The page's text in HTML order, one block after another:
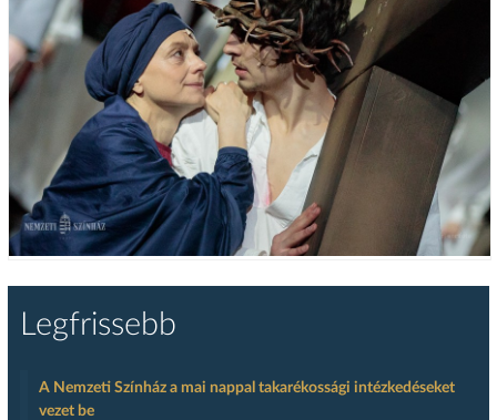
Legfrissebb
A Nemzeti Színház a mai nappal takarékossági intézkedéseket
vezet be